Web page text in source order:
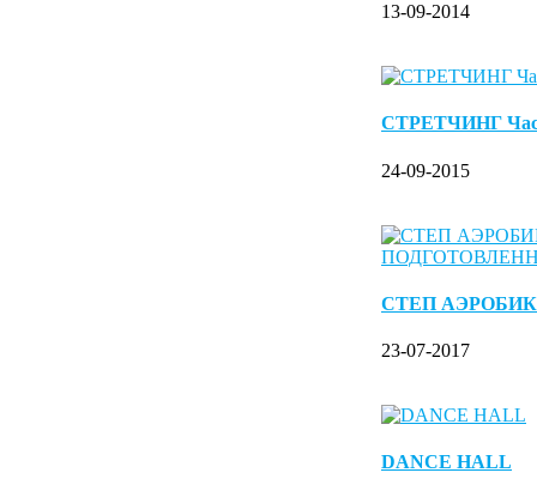
13-09-2014
СТРЕТЧИНГ
24-09-2015
СТЕП
23-07-2017
DANCE HALL